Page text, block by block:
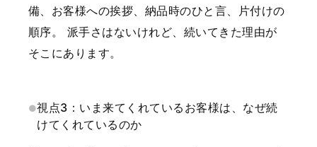
備、お客様への挨拶、納品時のひと言、片付けの
順序。
派手さはないけれど、続いてきた理由が
そこにあります。
視点3：いま来てくれているお客様は、なぜ続
けてくれているのか